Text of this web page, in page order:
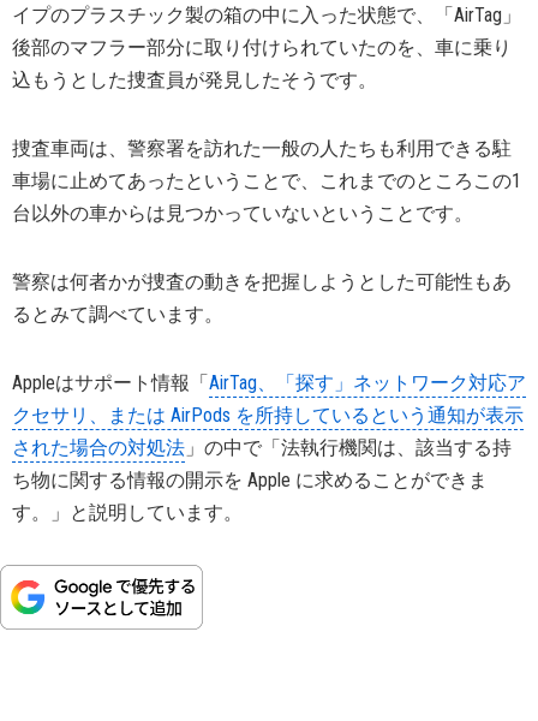
イプのプラスチック製の箱の中に入った状態で、「AirTag」
後部のマフラー部分に取り付けられていたのを、車に乗り
込もうとした捜査員が発見したそうです。
捜査車両は、警察署を訪れた一般の人たちも利用できる駐
車場に止めてあったということで、これまでのところこの1
台以外の車からは見つかっていないということです。
警察は何者かが捜査の動きを把握しようとした可能性もあ
るとみて調べています。
Appleはサポート情報「 AirTag、「探す」ネットワーク対応ア
クセサリ、または AirPods を所持しているという通知が表示
された場合の対処法 」の中で「法執行機関は、該当する持
ち物に関する情報の開示を Apple に求めることができま
す。」と説明しています。